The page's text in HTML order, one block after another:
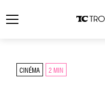
CINÉMA 2 MIN